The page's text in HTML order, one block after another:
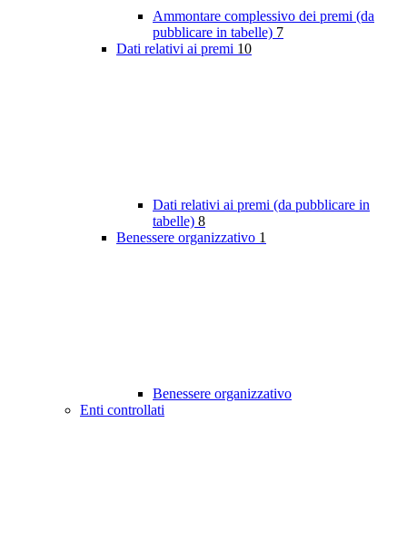
Ammontare complessivo dei premi (da
pubblicare in tabelle) 7
Dati relativi ai premi 10
Dati relativi ai premi (da pubblicare in
tabelle) 8
Benessere organizzativo 1
Benessere organizzativo
Enti controllati